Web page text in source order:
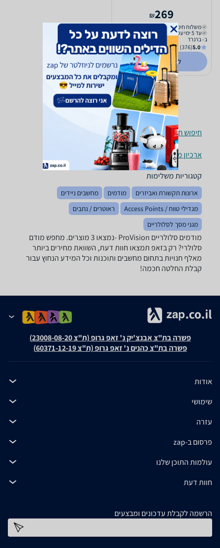
269
₪
משלוח חינם
עד 5 ימי עסקים
ב- ברנרד
5.0
(376)
לפרטים נוספים
חיפוש חנויות מודמים סלולריים לפי עיר
ארכיון מוצרים
קטגוריות משלימות
ארונות תקשורת ואביזרים מודמים
מחשבים ניידים
מגדילי טווח / Access Points
ראוטרים / נתבים
מגני מסך לסלולריים
מודמים סלולריים ‏ProVision -נמצאו 3 מוצרים. מחפש מודם
סלולרי? רק בזאפ תמצאו חוות דעת, השוואת מחירים ביותר
מאלף חנויות בתחום מחשבים ותוכנות וכל המידע הנחוץ עבור
קבלת החלטה חכמה!
פשרה בת"צ אבנצ'יק נ' זאפ גרופ (ת"צ 23008-08-20)
פשרה בת"צ כהנים נ' זאפ גרופ (ת"צ 60371-12-19)
אודות
שימושי
עזרה
פרסום ב-zap
עולמות התוכן שלנו
חוות דעת
הרשמה לקבלת עדכונים ומבצעים